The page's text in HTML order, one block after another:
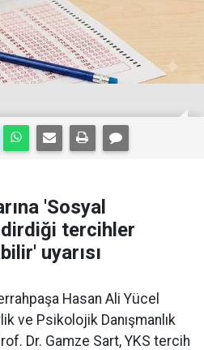
'Sosyal
tercihler
uyarısı
Hasan Ali Yücel
ve Psikolojik Danışmanlık
Dr. Gamze Sart, YKS tercih